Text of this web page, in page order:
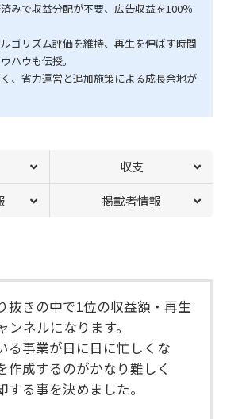
みで収益分配が不要、広告収益を100％
ゴリズム評価を維持、再生を伸ばす時間
ハウも伝授。
、省力運営と追加施策による成長余地が
収支
掲載者情報
抜きの中で1位の収益額・再生
ネルになります。
る事業が日に日に忙しくな
作成するのがかなり難しく
する事を決めました。